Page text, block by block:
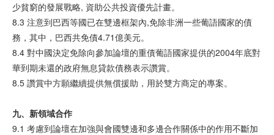
少貧窮的發展戰略, 資助公共投資優先計畫。
8.3 注意到巴西等國已在雙邊框架內,免除非洲一些葡語國家的債
務，其中，巴西共免債4.71億美元。
8.4 對中國決定免除向參加論壇的重債葡語國家提供的2004年底對
華到期未還的政府無息貸款債務表示讚賞。
8.5 讚賞中方願繼續提供無償援助，用於雙方商定的專案。
九、新領域合作
9.1 考慮到論壇在加強與會國雙邊和多邊合作關係中的作用不斷加